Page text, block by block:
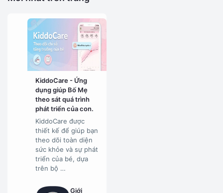
KiddoCare - Ứng
dụng giúp Bố Mẹ
theo sát quá trình
phát triển của con.
KiddoCare được
thiết kế để giúp bạn
theo dõi toàn diện
sức khỏe và sự phát
triển của bé, dựa
trên bộ …
Giới